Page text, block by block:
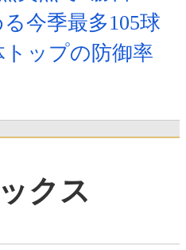
今季最多105球
ップの防御率
クス